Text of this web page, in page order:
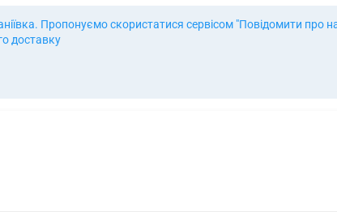
Пропонуємо скористатися сервісом "Повідомити про
доставку